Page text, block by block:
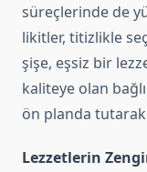
süreçlerinde de
likitler, titizlikle
şişe, eşsiz bir
kaliteye olan
ön planda tutarak
Lezzetlerin